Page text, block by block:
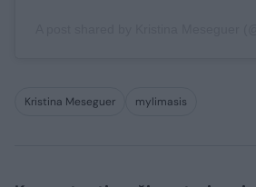
Kristina Meseguer mylimasis